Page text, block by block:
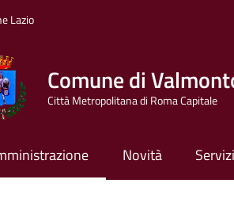
Lazio
Comune di
Città Metropolitana di Roma Capitale
Novità Servizi